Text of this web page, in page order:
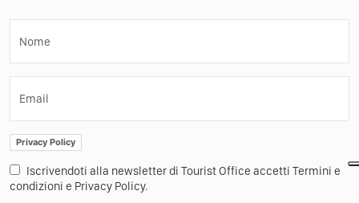
Nome
Email
Privacy Policy
Iscrivendoti alla newsletter di Tourist Office accetti Termini e
condizioni e Privacy Policy.